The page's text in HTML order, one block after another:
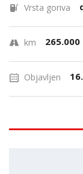
Vrsta goriva
km 265.000
Objavljen